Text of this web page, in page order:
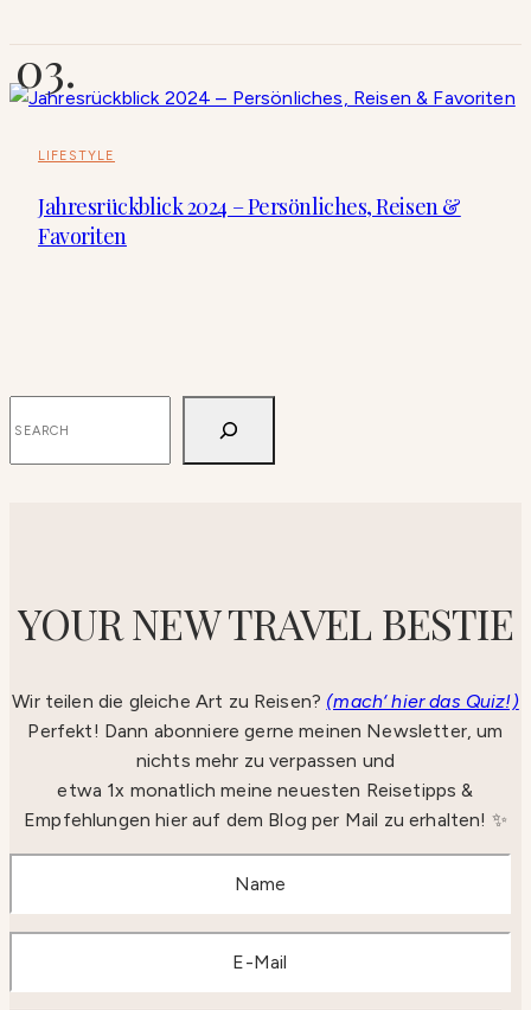
LIFESTYLE
Jahresrückblick 2024 – Persönliches, Reisen &
Favoriten
YOUR NEW TRAVEL BESTIE
Wir teilen die gleiche Art zu Reisen? (mach‘ hier das Quiz!)
Perfekt! Dann abonniere gerne meinen Newsletter, um
nichts mehr zu verpassen und
etwa 1x monatlich meine neuesten Reisetipps &
Empfehlungen hier auf dem Blog per Mail zu erhalten! ✨